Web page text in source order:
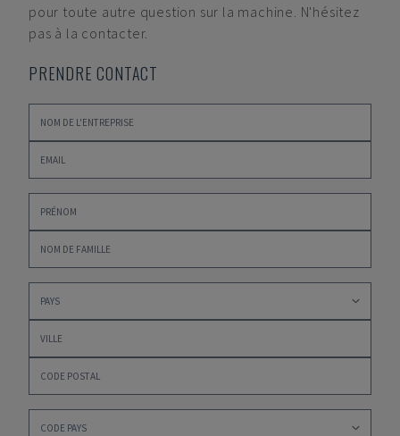
pour toute autre question sur la machine. N'hésitez
pas à la contacter.
PRENDRE CONTACT